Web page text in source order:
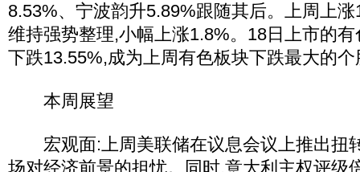
8.53%、宁波韵升5.89%跟随其后。上周上
维持强势整理,小幅上涨1.8%。18日上市的
下跌13.55%,成为上周有色板块下跌最大的个
本周展望
宏观面:上周美联储在议息会议上推出扭
场对经济前景的担忧。同时,意大利主权评级